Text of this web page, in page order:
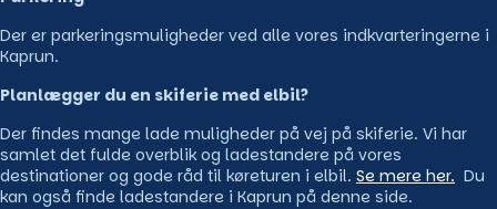
Der er parkeringsmuligheder ved alle vores indkvarteringerne i
Kaprun.
Planlægger du en skiferie med elbil?
Der findes mange lade muligheder på vej på skiferie. Vi har
samlet det fulde overblik og ladestandere på vores
destinationer og gode råd til køreturen i elbil. Se mere her. Du
kan også finde ladestandere i Kaprun på denne side.